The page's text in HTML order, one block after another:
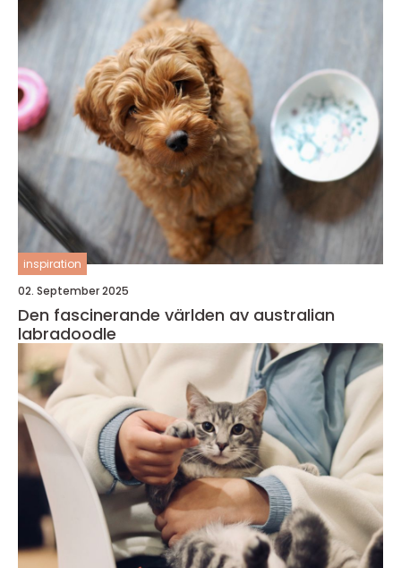
inspiration
02. September 2025
Den fascinerande världen av australian
labradoodle